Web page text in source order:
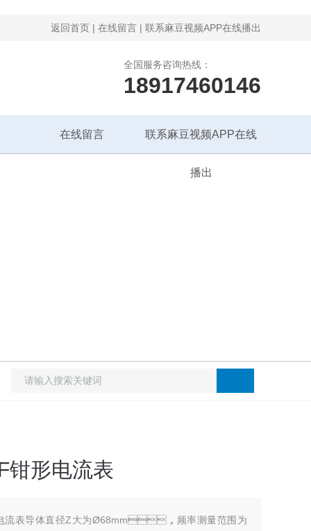
返回首页 | 在线留言 | 联系麻豆视频APP在线播出
全国服务咨询热线：
18917460146
在线留言 联系麻豆视频APP在线
播出
钳形电流表
流表导体直径Z大为Ø68mm，频率测量范围为